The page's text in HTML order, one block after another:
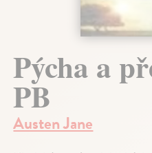
Pýcha a
PB
Austen Jane